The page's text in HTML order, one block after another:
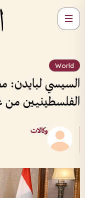
World
السيسي لبايدن:
الفلسطينيين من
وكالات